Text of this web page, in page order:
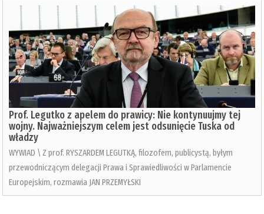
Prof. Legutko z apelem do prawicy: Nie kontynuujmy tej
wojny. Najważniejszym celem jest odsunięcie Tuska od
władzy
WYWIAD \ Z prof. RYSZARDEM LEGUTKĄ, filozofem, publicystą, byłym
przewodniczącym delegacji Prawa i Sprawiedliwości w Parlamencie
Europejskim, rozmawia JAN PRZEMYŁSKI